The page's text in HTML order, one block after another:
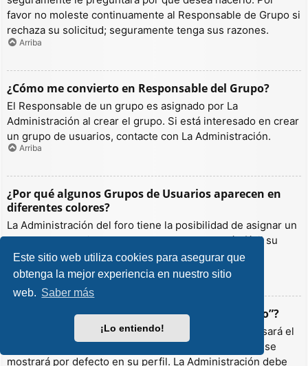
Este sitio web utiliza cookies para asegurar que
obtenga la mejor experiencia en nuestro sitio
web. Saber más
¡Lo entiendo!
favor no moleste continuamente al Responsable de Grupo si
rechaza su solicitud; seguramente tenga sus razones.
Arriba
¿Cómo me convierto en Responsable del Grupo?
El Responsable de un grupo es asignado por La
Administración al crear el grupo. Si está interesado en crear
un grupo de usuarios, contacte con La Administración.
Arriba
¿Por qué algunos Grupos de Usuarios aparecen en
diferentes colores?
La Administración del foro tiene la posibilidad de asignar un
color a los usuarios de un grupo para hacer más fácil su
identificación.
Arriba
¿Qué es un “Grupo de Usuarios predeterminado”?
Si es miembro de más de un grupo por defecto, se usará el
“predeterminado” para determinar qué color y rango se
mostrará por defecto en su perfil. La Administración debe